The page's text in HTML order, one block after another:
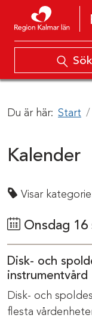
Hoppa till innehåll
Sök
Du är här: Start
Kalender
Visar
Onsdag
Disk- och
instrumentvård
Disk- och
flesta